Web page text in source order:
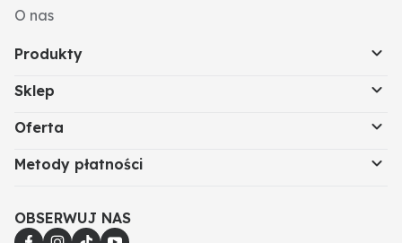
O nas
Produkty
Sklep
Oferta
Metody płatności
OBSERWUJ NAS